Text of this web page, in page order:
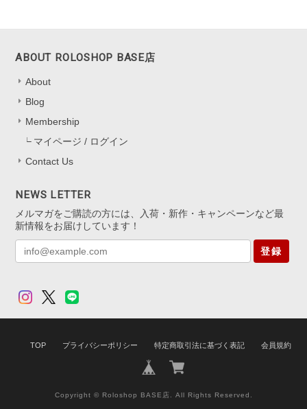
ABOUT ROLOSHOP BASE店
About
Blog
Membership
マイページ / ログイン
Contact Us
NEWS LETTER
メルマガをご購読の方には、入荷・新作・キャンペーンなど最
新情報をお届けしています！
登録
TOP プライバシーポリシー 特定商取引法に基づく表記 会員規約
Copyright © Roloshop BASE店. All Rights Reserved.